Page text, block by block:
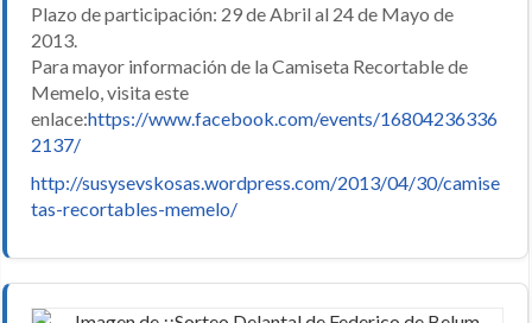
Plazo de participación: 29 de Abril al 24 de Mayo de
2013.
Para mayor información de la Camiseta Recortable de
Memelo, visita este
enlace:https://www.facebook.com/events/16804236336
2137/
http://susysevskosas.wordpress.com/2013/04/30/camise
tas-recortables-memelo/